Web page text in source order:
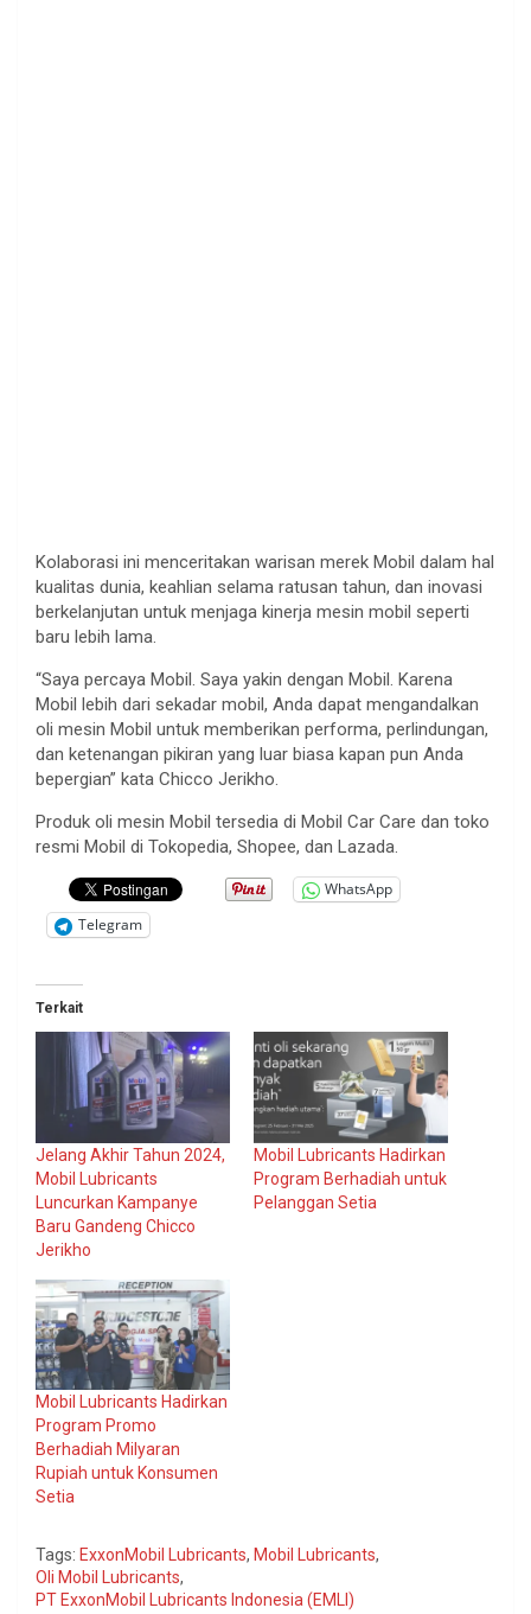
Kolaborasi ini menceritakan warisan merek Mobil dalam hal
kualitas dunia, keahlian selama ratusan tahun, dan inovasi
berkelanjutan untuk menjaga kinerja mesin mobil seperti
baru lebih lama.
“Saya percaya Mobil. Saya yakin dengan Mobil. Karena
Mobil lebih dari sekadar mobil, Anda dapat mengandalkan
oli mesin Mobil untuk memberikan performa, perlindungan,
dan ketenangan pikiran yang luar biasa kapan pun Anda
bepergian” kata Chicco Jerikho.
Produk oli mesin Mobil tersedia di Mobil Car Care dan toko
resmi Mobil di Tokopedia, Shopee, dan Lazada.
WhatsApp
Telegram
Terkait
Jelang Akhir Tahun 2024,
Mobil Lubricants
Luncurkan Kampanye
Baru Gandeng Chicco
Jerikho
Mobil Lubricants Hadirkan
Program Berhadiah untuk
Pelanggan Setia
Mobil Lubricants Hadirkan
Program Promo
Berhadiah Milyaran
Rupiah untuk Konsumen
Setia
Tags: ExxonMobil Lubricants, Mobil Lubricants,
Oli Mobil Lubricants,
PT ExxonMobil Lubricants Indonesia (EMLI)